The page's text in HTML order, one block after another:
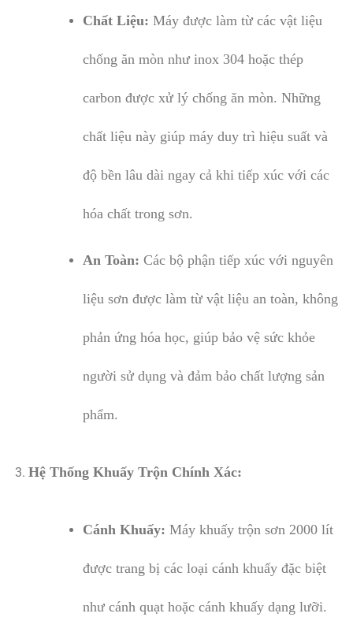
Chất Liệu: Máy được làm từ các vật liệu
chống ăn mòn như inox 304 hoặc thép
carbon được xử lý chống ăn mòn. Những
chất liệu này giúp máy duy trì hiệu suất và
độ bền lâu dài ngay cả khi tiếp xúc với các
hóa chất trong sơn.
An Toàn: Các bộ phận tiếp xúc với nguyên
liệu sơn được làm từ vật liệu an toàn, không
phản ứng hóa học, giúp bảo vệ sức khỏe
người sử dụng và đảm bảo chất lượng sản
phẩm.
Hệ Thống Khuấy Trộn Chính Xác:
Cánh Khuấy: Máy khuấy trộn sơn 2000 lít
được trang bị các loại cánh khuấy đặc biệt
như cánh quạt hoặc cánh khuấy dạng lưỡi.